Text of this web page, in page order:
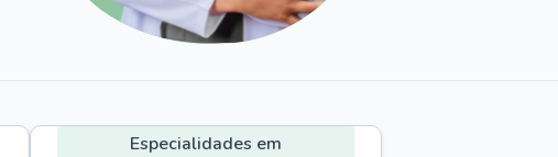
Especialidades em